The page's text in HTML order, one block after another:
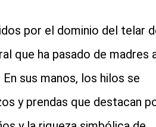
por el dominio del telar
que ha pasado de madres
sus manos, los hilos se
y prendas que destacan